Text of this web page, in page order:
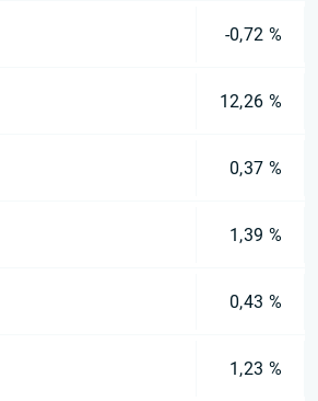
-0,72 %
12,26 %
0,37 %
1,39 %
0,43 %
1,23 %